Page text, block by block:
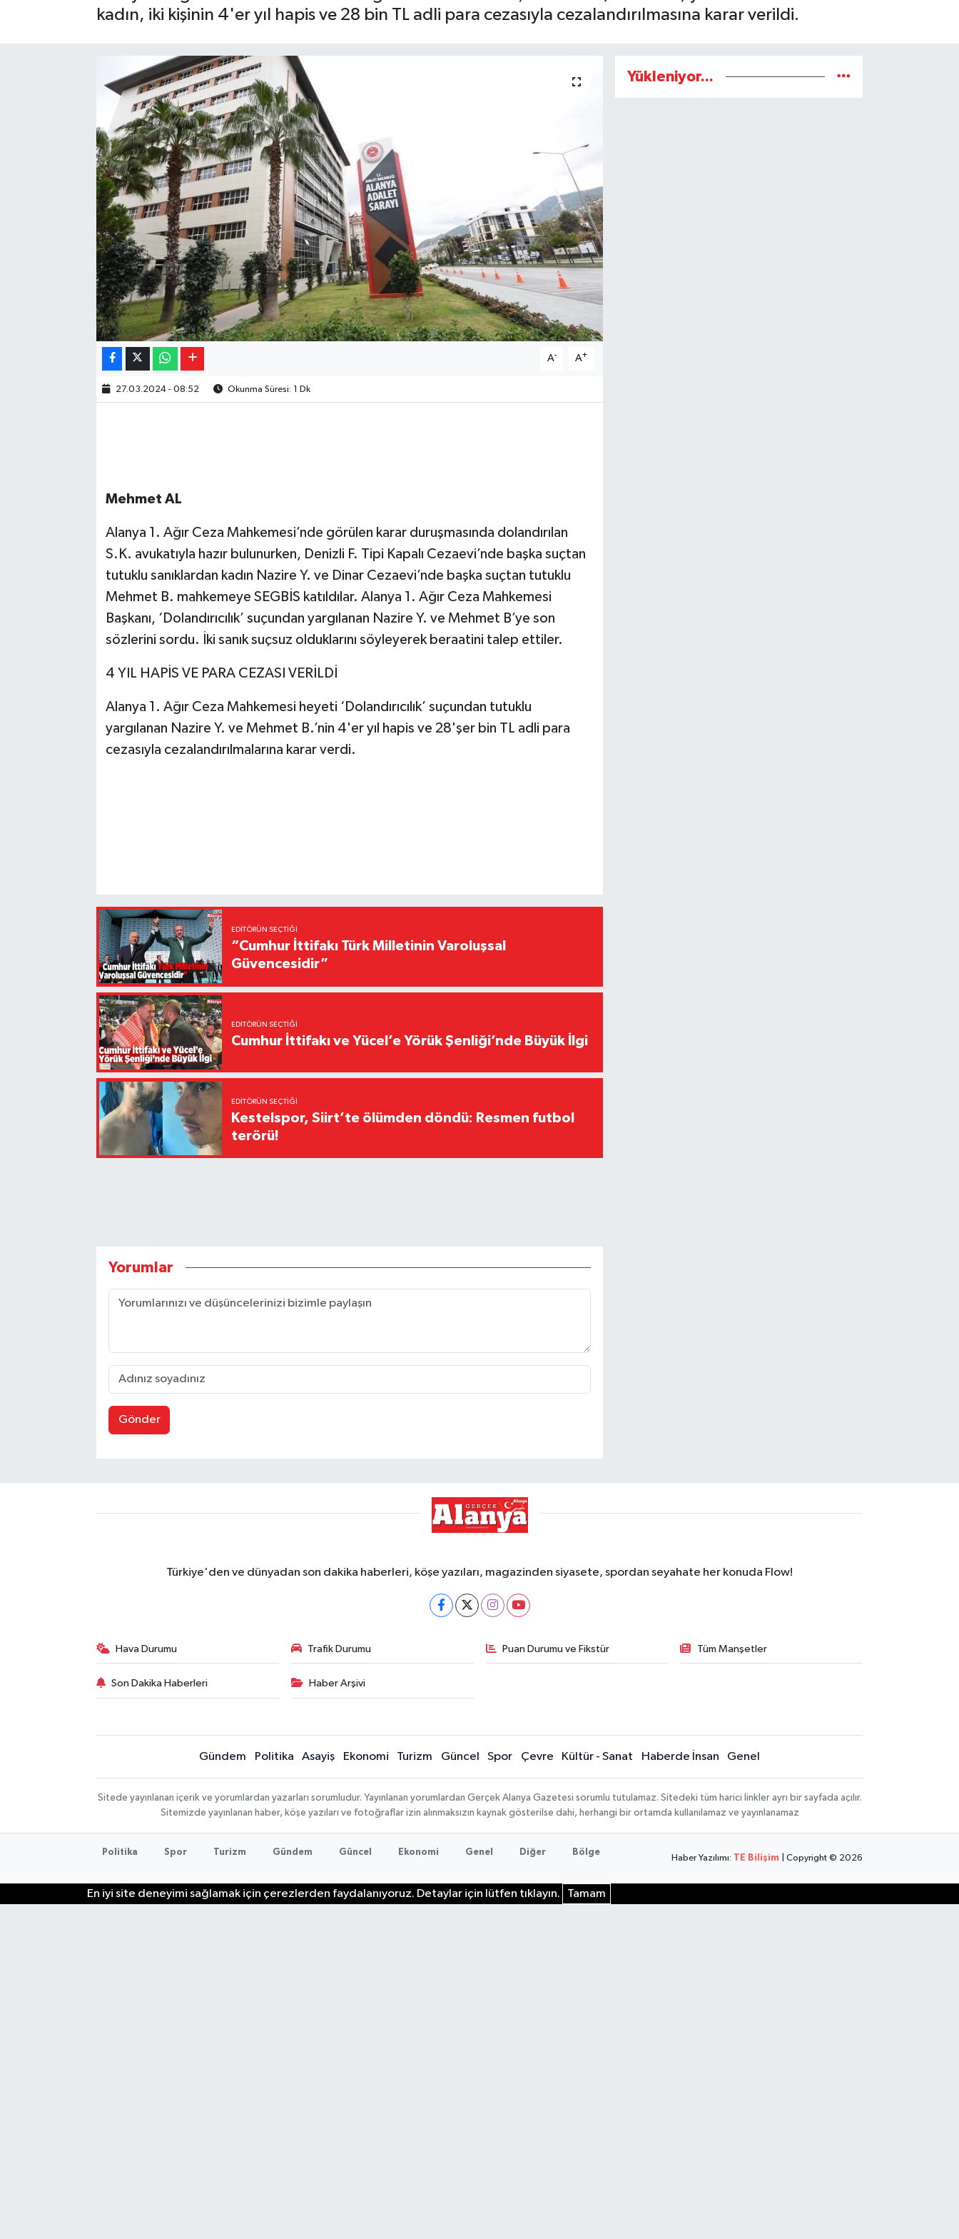
kadın, iki kişinin 4'er yıl hapis ve 28 bin TL adli para cezasıyla cezalandırılmasına karar verildi.
A- A+
27.03.2024 - 08:52 Okunma Süresi: 1 Dk
Mehmet AL
Alanya 1. Ağır Ceza Mahkemesi’nde görülen karar duruşmasında dolandırılan
S.K. avukatıyla hazır bulunurken, Denizli F. Tipi Kapalı Cezaevi’nde başka suçtan
tutuklu sanıklardan kadın Nazire Y. ve Dinar Cezaevi’nde başka suçtan tutuklu
Mehmet B. mahkemeye SEGBİS katıldılar. Alanya 1. Ağır Ceza Mahkemesi
Başkanı, ‘Dolandırıcılık’ suçundan yargılanan Nazire Y. ve Mehmet B’ye son
sözlerini sordu. İki sanık suçsuz olduklarını söyleyerek beraatini talep ettiler.
4 YIL HAPİS VE PARA CEZASI VERİLDİ
Alanya 1. Ağır Ceza Mahkemesi heyeti ‘Dolandırıcılık’ suçundan tutuklu
yargılanan Nazire Y. ve Mehmet B.’nin 4'er yıl hapis ve 28'şer bin TL adli para
cezasıyla cezalandırılmalarına karar verdi.
EDITÖRÜN SEÇTIĞI
“Cumhur İttifakı Türk Milletinin Varoluşsal
Güvencesidir”
EDITÖRÜN SEÇTIĞI
Cumhur İttifakı ve Yücel’e Yörük Şenliği’nde Büyük İlgi
EDITÖRÜN SEÇTIĞI
Kestelspor, Siirt’te ölümden döndü: Resmen futbol
terörü!
Yorumlar
Gönder
Yükleniyor...
Türkiye'den ve dünyadan son dakika haberleri, köşe yazıları, magazinden siyasete, spordan seyahate her konuda Flow!
Hava Durumu Trafik Durumu Puan Durumu ve Fikstür Tüm Manşetler
Son Dakika Haberleri Haber Arşivi
Gündem Politika Asayiş Ekonomi Turizm Güncel Spor Çevre Kültür - Sanat Haberde İnsan Genel
Sitede yayınlanan içerik ve yorumlardan yazarları sorumludur. Yayınlanan yorumlardan Gerçek Alanya Gazetesi sorumlu tutulamaz. Sitedeki tüm harici linkler ayrı bir sayfada açılır.
Sitemizde yayınlanan haber, köşe yazıları ve fotoğraflar izin alınmaksızın kaynak gösterilse dahi, herhangi bir ortamda kullanılamaz ve yayınlanamaz
Politika Spor Turizm Gündem Güncel Ekonomi Genel Diğer Bölge
Haber Yazılımı: TE Bilişim | Copyright © 2026
En iyi site deneyimi sağlamak için çerezlerden faydalanıyoruz. Detaylar için lütfen tıklayın. Tamam
Gizlilik İlkeleri - Privacy Policy